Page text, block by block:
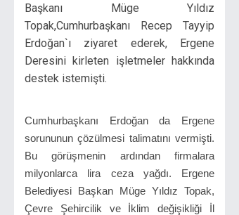
Başkanı Müge Yıldız
Topak,Cumhurbaşkanı Recep Tayyip
Erdoğan`ı ziyaret ederek, Ergene
Deresini kirleten işletmeler hakkında
destek istemişti.
Cumhurbaşkanı Erdoğan da Ergene
sorununun çözülmesi talimatını vermişti.
Bu görüşmenin ardından firmalara
milyonlarca lira ceza yağdı. Ergene
Belediyesi Başkan Müge Yıldız Topak,
Çevre Şehircilik ve İklim değişikliği İl